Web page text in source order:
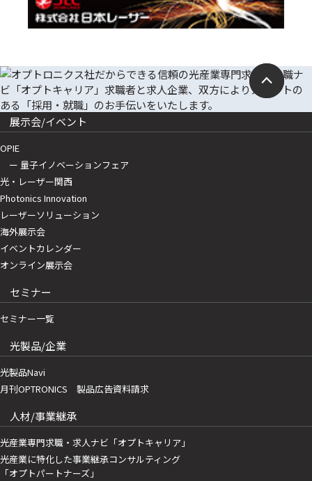
展示会/イベント
OPIE
ー 量子イノベーションフェア
光・レーザー関西
Photonics Innovation
レーザーソリューション
海外展示会
イベントカレンダー
オンライン展示会
セミナー
セミナー一覧
光製品/企業
光製品Navi
月刊OPTRONICS 製品広告資料請求
人材/事業継承
光産業専門求職・求人ナビ「オプトキャリア」
光産業に特化した事業継承コンサルティング
「オプトパートナーズ」